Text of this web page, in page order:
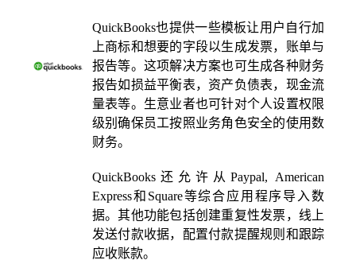
QuickBooks也提供一些模板让用户自行加
上商标和想要的字段以生成发票，账单与
报告等。这项解决方案也可生成各种财务
报告如损益平衡表，资产负债表，现金流
量表等。生意业者也可针对个人设置权限
级别确保员工按照业务角色安全的使用数
财务。
QuickBooks还允许从Paypal, American
Express和Square等综合应用程序导入数
据。其他功能包括创建重复性发票，线上
发送付款收据，配置付款提醒规则和跟踪
应收账款。